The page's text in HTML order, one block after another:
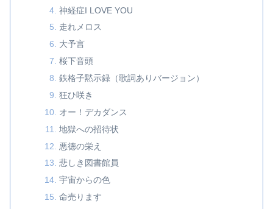
神経症I LOVE YOU
走れメロス
大予言
桜下音頭
鉄格子黙示録（歌詞ありバージョン）
狂ひ咲き
オー！デカダンス
地獄への招待状
悪徳の栄え
悲しき図書館員
宇宙からの色
命売ります